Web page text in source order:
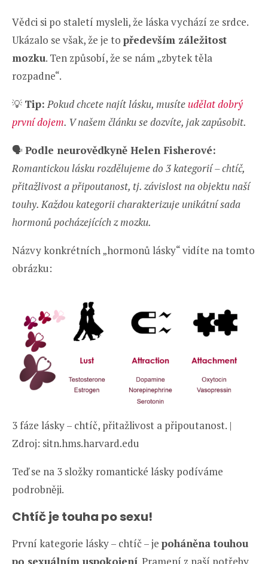
Vědci si po staletí mysleli, že láska vychází ze srdce.
Ukázalo se však, že je to především záležitost
mozku. Ten způsobí, že se nám „zbytek těla
rozpadne“.
💡 Tip: Pokud chcete najít lásku, musíte udělat dobrý
první dojem. V našem článku se dozvíte, jak zapůsobit.
🗣️Podle neurovědkyně Helen Fisherové:
Romantickou lásku rozdělujeme do 3 kategorií – chtíč,
přitažlivost a připoutanost, tj. závislost na objektu naší
touhy. Každou kategorii charakterizuje unikátní sada
hormonů pocházejících z mozku.
Názvy konkrétních „hormonů lásky“ vidíte na tomto
obrázku:
3 fáze lásky – chtíč, přitažlivost a připoutanost. |
Zdroj: sitn.hms.harvard.edu
Teď se na 3 složky romantické lásky podíváme
podrobněji.
Chtíč je touha po sexu!
První kategorie lásky – chtíč – je poháněna touhou